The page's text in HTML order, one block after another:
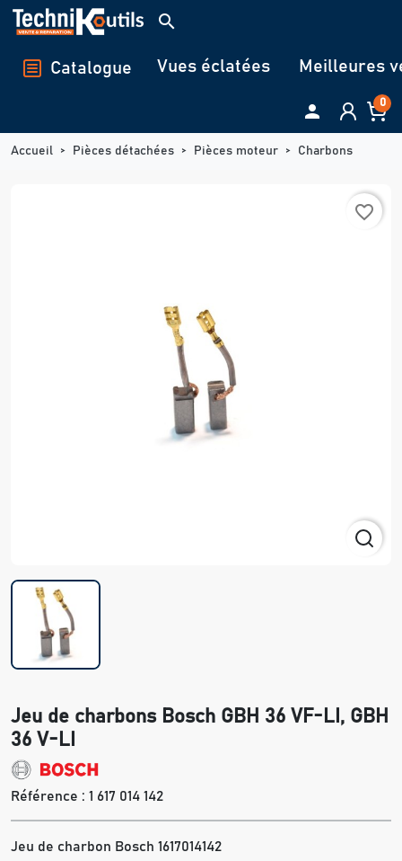
Panneau de gestion des cookies
search
Catalogue Vues éclatées Meilleures
 0
Accueil Pièces détachées Pièces moteur Charbons
favorite_border
Jeu de charbons Bosch GBH 36 VF-LI, GBH
36 V-LI
Référence : 1 617 014 142
Jeu de charbon Bosch 1617014142